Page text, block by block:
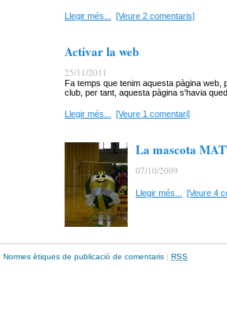
Llegir més... [Veure 2 comentaris]
Activar la web
25/11/2011
Fa temps que tenim aquesta pàgina
club, per tant, aquesta pàgina s'havia
Llegir més... [Veure 1 comentari]
La mascota
07/10/2009
Llegir més... [Veure 4
Normes ètiques de publicació de comentaris | RSS